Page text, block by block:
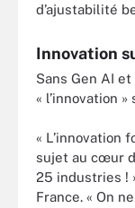
d’ajustabilité
Innovation
Sans Gen AI
« l’innovation
« L’innovation
sujet au cœur
25 industries !
France. « On